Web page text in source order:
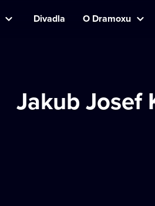
Divadla O Dramoxu
Jakub Josef